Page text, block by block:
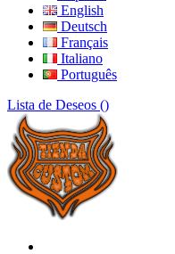
English
Deutsch
Français
Italiano
Português
Lista de Deseos ()